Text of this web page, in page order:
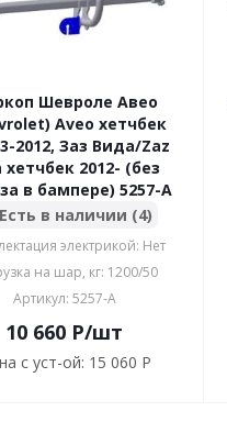
Шевроле Авео
Aveo хетчбек
2012, Заз Вида/Zaz
хетчбек 2012- (без
в бампере) 5257-A
Есть в наличии (4)
электрикой: Нет
на шар, кг: 1200/50
Артикул: 5257-A
10 660 P/шт
с уст-ой: 15 060 P